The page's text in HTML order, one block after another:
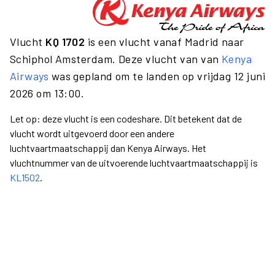
Vlucht KQ 1702 is een vlucht vanaf Madrid naar
Schiphol Amsterdam. Deze vlucht van van Kenya
Airways was gepland om te landen op vrijdag 12 juni
2026 om 13:00.
Let op: deze vlucht is een codeshare. Dit betekent dat de
vlucht wordt uitgevoerd door een andere
luchtvaartmaatschappij dan Kenya Airways. Het
vluchtnummer van de uitvoerende luchtvaartmaatschappij is
KL1502.